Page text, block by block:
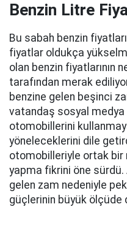
Benzin Litre
Bu sabah benzin
fiyatlar oldukça
olan benzin fiyatlarının
tarafından merak
benzine gelen beşinci
vatandaş sosyal medya
otomobillerini
yöneleceklerini dile
otomobilleriyle ortak
yapma fikrini öne sürdü.
gelen zam nedeniyle
güçlerinin büyük